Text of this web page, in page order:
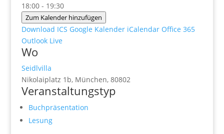
18:00 - 19:30
Zum Kalender hinzufügen
Download ICS Google Kalender iCalendar Office 365
Outlook Live
Wo
Seidlvilla
Nikolaiplatz 1b, München, 80802
Veranstaltungstyp
Buchpräsentation
Lesung